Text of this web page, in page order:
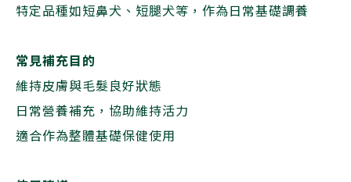
特定品種如短鼻犬、短腿犬等，作為日常基礎調養
常見補充目的
維持皮膚與毛髮良好狀態
日常營養補充，協助維持活力
適合作為整體基礎保健使用